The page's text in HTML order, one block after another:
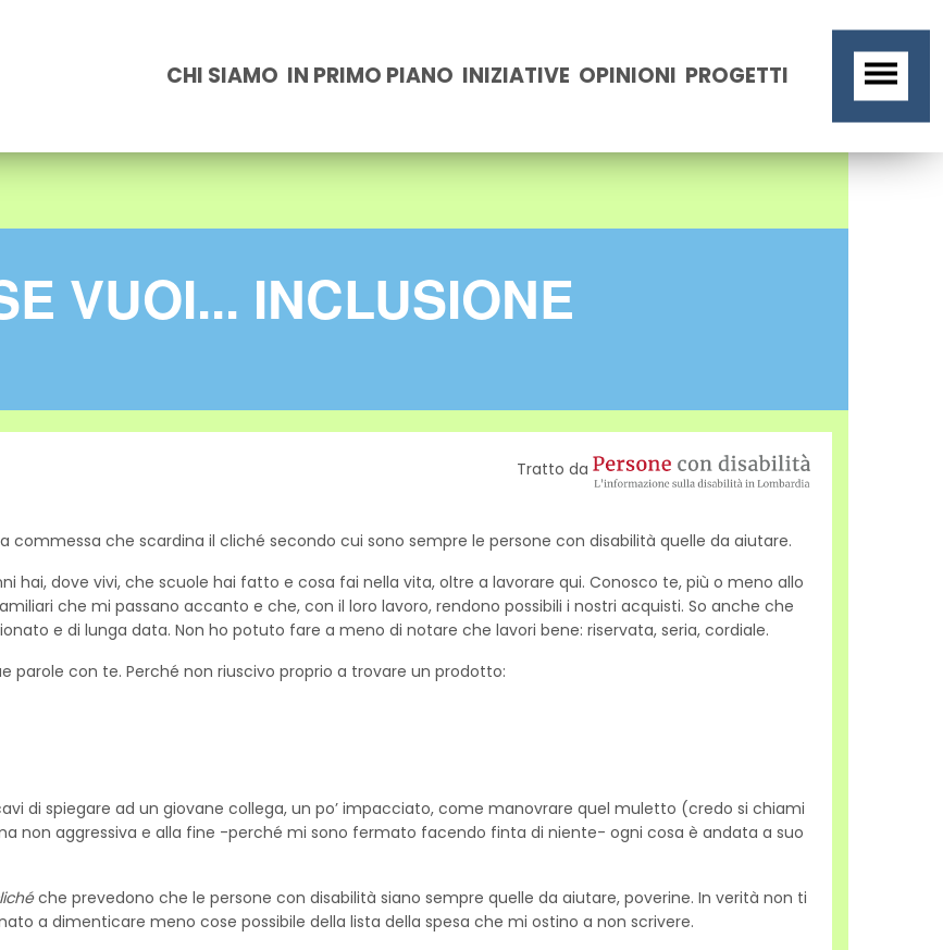
CHI SIAMO IN PRIMO PIANO INIZIATIVE OPINIONI PROGETTI
VUOI... INCLUSIONE
Tratto da
commessa che scardina il cliché secondo cui sono sempre le persone con disabilità quelle da aiutare.
hai, dove vivi, che scuole hai fatto e cosa fai nella vita, oltre a lavorare qui. Conosco te, più o meno allo
che mi passano accanto e che, con il loro lavoro, rendono possibili i nostri acquisti. So anche che
e di lunga data. Non ho potuto fare a meno di notare che lavori bene: riservata, seria, cordiale.
parole con te. Perché non riuscivo proprio a trovare un prodotto:
di spiegare ad un giovane collega, un po’ impacciato, come manovrare quel muletto (credo si chiami
non aggressiva e alla fine -perché mi sono fermato facendo finta di niente- ogni cosa è andata a suo
che prevedono che le persone con disabilità siano sempre quelle da aiutare, poverine. In verità non ti
a dimenticare meno cose possibile della lista della spesa che mi ostino a non scrivere.